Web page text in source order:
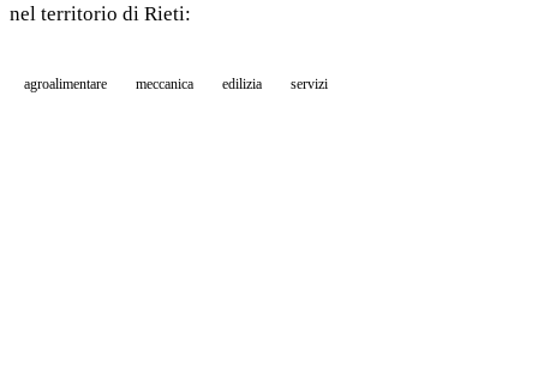
nel territorio di Rieti:
agroalimentare meccanica edilizia servizi